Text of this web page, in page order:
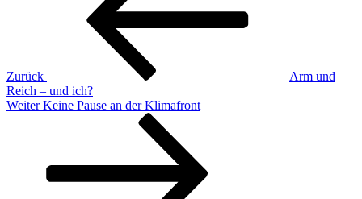
Zurück
Arm und
Reich – und ich?
Nächster
Weiter Keine Pause an der Klimafront